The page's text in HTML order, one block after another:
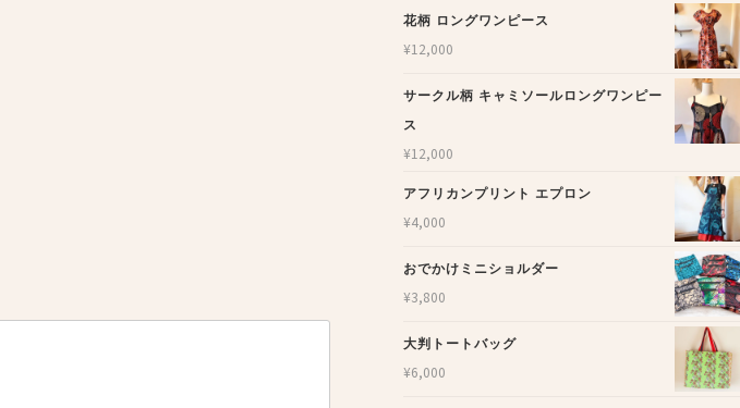
花柄 ロングワンピース
¥12,000
サークル柄 キャミソールロングワンピー
ス
¥12,000
アフリカンプリント エプロン
¥4,000
おでかけミニショルダー
¥3,800
大判トートバッグ
¥6,000